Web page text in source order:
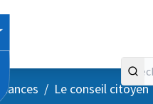
/ Le conseil citoyen